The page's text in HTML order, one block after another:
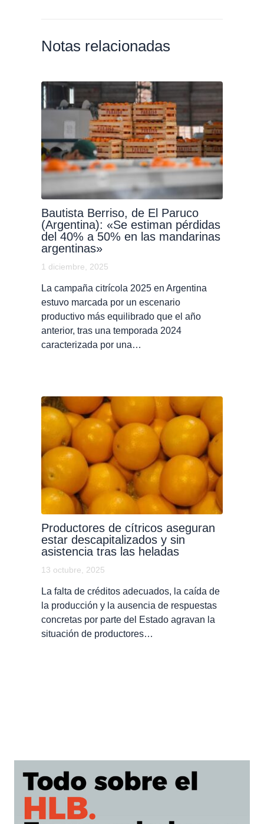
Notas relacionadas
Bautista Berriso, de El Paruco
(Argentina): «Se estiman pérdidas
del 40% a 50% en las mandarinas
argentinas»
1 diciembre, 2025
La campaña citrícola 2025 en Argentina
estuvo marcada por un escenario
productivo más equilibrado que el año
anterior, tras una temporada 2024
caracterizada por una…
Productores de cítricos aseguran
estar descapitalizados y sin
asistencia tras las heladas
13 octubre, 2025
La falta de créditos adecuados, la caída de
la producción y la ausencia de respuestas
concretas por parte del Estado agravan la
situación de productores…